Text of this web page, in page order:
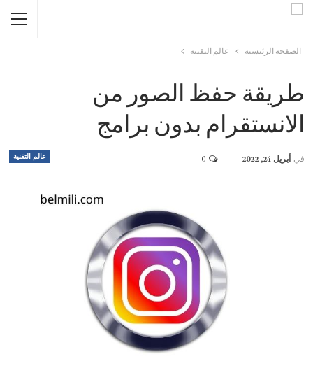
الصفحة الرئيسية عالم التقنية
طريقة حفظ الصور من
الانستقرام بدون برامج
عالم التقنية في أبريل 24, 2022 0